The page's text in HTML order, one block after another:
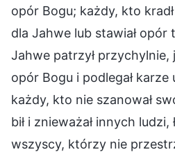
opór Bogu; każdy, kto
dla Jahwe lub stawiał
Jahwe patrzył przychylnie,
opór Bogu i podlegał karze
każdy, kto nie szanował
bił i znieważał innych ludzi,
wszyscy, którzy nie